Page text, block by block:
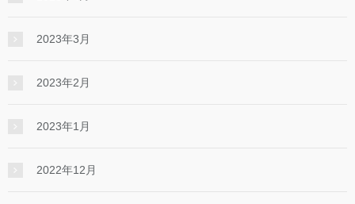
2023年3月
2023年2月
2023年1月
2022年12月